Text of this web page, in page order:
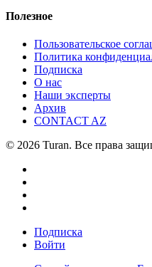
Полезное
Пользовательское
Политика
Подписка
О нас
Наши эксперты
Архив
CONTACT AZ
© 2026 Turan. Все права
Подписка
Войти